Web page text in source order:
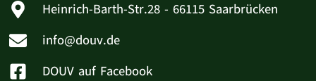
Heinrich-Barth-Str.28 - 66115 Saarbrücken
info@douv.de
DOUV auf Facebook